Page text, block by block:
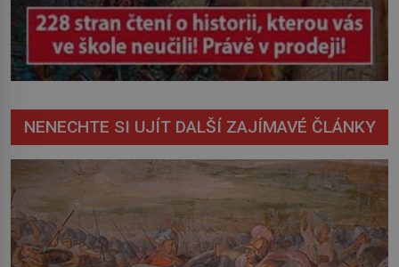
NENECHTE SI UJÍT DALŠÍ ZAJÍMAVÉ ČLÁNKY